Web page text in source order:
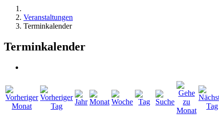
Veranstaltungen
Terminkalender
Terminkalender